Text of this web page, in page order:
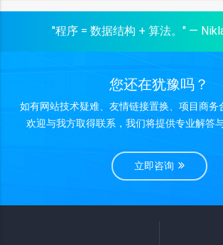
"程序 = 数据结构 + 算法。" —
您还在犹豫吗？
如有网站技术疑难、友情链接置换、项目商务
欢迎与我方取得联系，我们将提供专业解答
立即咨询